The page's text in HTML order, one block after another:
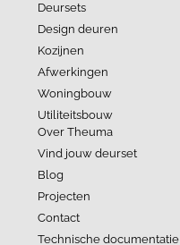
Deursets
Design deuren
Kozijnen
Afwerkingen
Woningbouw
Utiliteitsbouw
Over Theuma
Vind jouw deurset
Blog
Projecten
Contact
Technische documentatie